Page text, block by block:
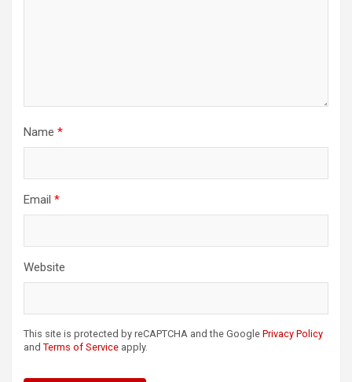
Name *
Email *
Website
This site is protected by reCAPTCHA and the Google Privacy Policy
and Terms of Service apply.